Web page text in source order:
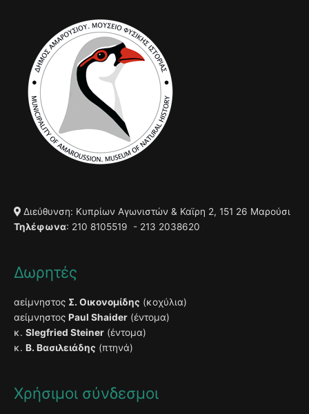
Διεύθυνση: Κυπρίων Αγωνιστών & Καϊρη 2, 151 26 Μαρούσι
Τηλέφωνα: 210 8105519 - 213 2038620
Δωρητές
αείμνηστος Σ. Οικονομίδης (κοχύλια)
αείμνηστος Paul Shaider (έντομα)
κ. Slegfried Steiner (έντομα)
κ. Β. Βασιλειάδης (πτηνά)
Χρήσιμοι σύνδεσμοι